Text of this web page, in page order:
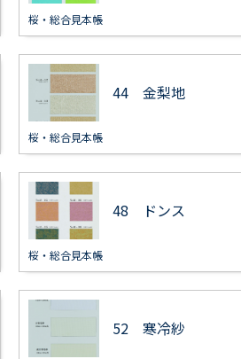
桜・総合見本帳
44 金梨地
桜・総合見本帳
48 ドンス
桜・総合見本帳
52 寒冷紗